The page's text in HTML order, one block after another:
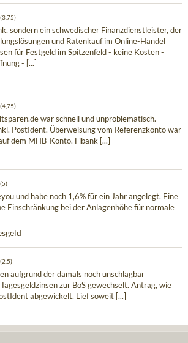
(3,75)
sondern ein schwedischer Finanzdienstleister, der
und Ratenkauf im Online-Handel
für Festgeld im Spitzenfeld - keine Kosten -
- [...]
(4,75)
war schnell und unproblematisch.
PostIdent. Überweisung vom Referenzkonto war
dem MHB-Konto. Fibank [...]
(5)
und habe noch 1,6% für ein Jahr angelegt. Eine
Einschränkung bei der Anlagenhöhe für normale
(2,5)
aufgrund der damals noch unschlagbar
zur BoS gewechselt. Antrag, wie
abgewickelt. Lief soweit [...]